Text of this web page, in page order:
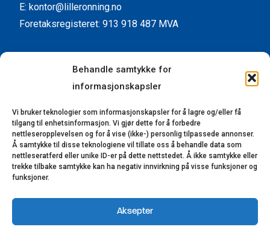
Behandle samtykke for
informasjonskapsler
Vi bruker teknologier som informasjonskapsler for å lagre og/eller få
tilgang til enhetsinformasjon. Vi gjør dette for å forbedre
nettleseropplevelsen og for å vise (ikke-) personlig tilpassede annonser.
Å samtykke til disse teknologiene vil tillate oss å behandle data som
nettleseratferd eller unike ID-er på dette nettstedet. Å ikke samtykke eller
trekke tilbake samtykke kan ha negativ innvirkning på visse funksjoner og
funksjoner.
Aksepter
E: kontor@lilleronning.no
Foretaksregisteret: 913 918 487 MVA
Facebook
Instagram
YouTube
LinkedIn
Kontaktinformasjon
Forhandlere
Reklamasjon
Bærekraft
Åpenhetsloven